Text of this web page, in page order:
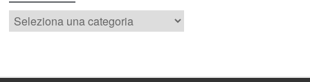
Categorie